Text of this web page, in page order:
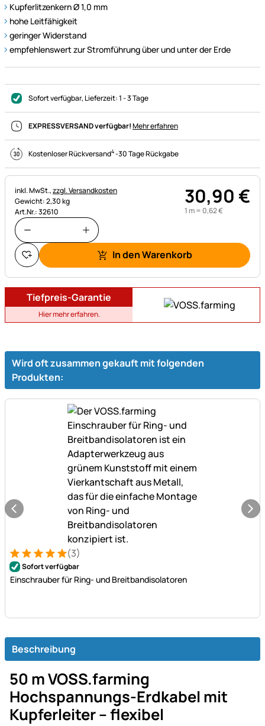
Kupferlitzenkern Ø 1,0 mm
hohe Leitfähigkeit
geringer Widerstand
empfehlenswert zur Stromführung über und unter der Erde
Sofort verfügbar, Lieferzeit:1 - 3 Tage
EXPRESSVERSAND verfügbar!Mehr erfahren
Kostenloser Rückversand4-30 Tage Rückgabe
Steuerhinweis:
inkl. MwSt.,zzgl. Versandkosten
Gewicht: 2,30 kg
Art.Nr.: 32610
30,90€
1 m = 0,62€
In den Warenkorb
Tiefpreis-Garantie
Hier mehr erfahren.
Wird oft zusammen gekauft mit folgenden
Produkten:
Bewertung: 5 von 5 (3 Bewertungen)
3 Bewertungen
(3)
Sofort verfügbar
Einschrauber für Ring- und Breitbandisolatoren
Beschreibung
50 m VOSS.farming
Hochspannungs-Erdkabel mit
Kupferleiter – flexibel